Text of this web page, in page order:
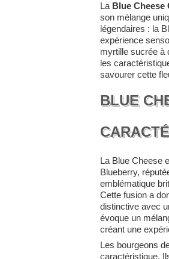
La Blue Cheese
son mélange
légendaires : la
expérience
myrtille sucrée à
les
savourer cette
BLUE
La Blue Cheese
Blueberry,
emblématique
Cette fusion a
distinctive avec
évoque un
créant une
Les bourgeons
caractéristique.